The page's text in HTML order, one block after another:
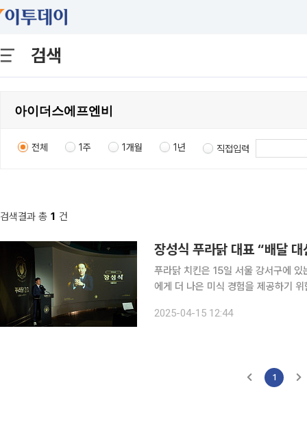
검색
전체 1주 1개월 1년 직접입력
검색결과 총 1 건
장성식 푸라닭 대표 “배달
푸라닭 치킨은 15일 서울 강서구에
에게 더 나은 미식 경험을 제공하기 위한 새
이닝’ 구현과 고객들의 매장 이용 편
2025-04-15 12:44
1